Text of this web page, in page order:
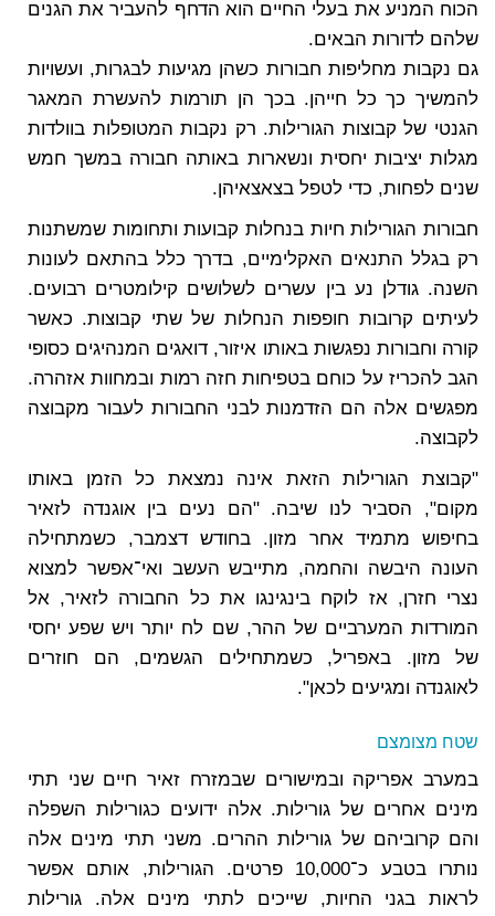
הכוח המניע את בעלי החיים הוא הדחף להעביר את הגנים
שלהם לדורות הבאים.
גם נקבות מחליפות חבורות כשהן מגיעות לבגרות, ועשויות
להמשיך כך כל חייהן. בכך הן תורמות להעשרת המאגר
הגנטי של קבוצות הגורילות. רק נקבות המטופלות בוולדות
מגלות יציבות יחסית ונשארות באותה חבורה במשך חמש
שנים לפחות, כדי לטפל בצאצאיהן.
חבורות הגורילות חיות בנחלות קבועות ותחומות שמשתנות
רק בגלל התנאים האקלימיים, בדרך כלל בהתאם לעונות
השנה. גודלן נע בין עשרים לשלושים קילומטרים רבועים.
לעיתים קרובות חופפות הנחלות של שתי קבוצות. כאשר
קורה וחבורות נפגשות באותו איזור, דואגים המנהיגים כסופי
הגב להכריז על כוחם בטפיחות חזה רמות ובמחוות אזהרה.
מפגשים אלה הם הזדמנות לבני החבורות לעבור מקבוצה
לקבוצה.
"קבוצת הגורילות הזאת אינה נמצאת כל הזמן באותו
מקום", הסביר לנו שיבה. "הם נעים בין אוגנדה לזאיר
בחיפוש מתמיד אחר מזון. בחודש דצמבר, כשמתחילה
העונה היבשה והחמה, מתייבש העשב ואי־אפשר למצוא
נצרי חזרן, אז לוקח בינגינגו את כל החבורה לזאיר, אל
המורדות המערביים של ההר, שם לח יותר ויש שפע יחסי
של מזון. באפריל, כשמתחילים הגשמים, הם חוזרים
לאוגנדה ומגיעים לכאן".
שטח מצומצם
במערב אפריקה ובמישורים שבמזרח זאיר חיים שני תתי
מינים אחרים של גורילות. אלה ידועים כגורילות השפלה
והם קרוביהם של גורילות ההרים. משני תתי מינים אלה
נותרו בטבע כ־10,000 פרטים. הגורילות, אותם אפשר
לראות בגני החיות, שייכים לתתי מינים אלה. גורילות